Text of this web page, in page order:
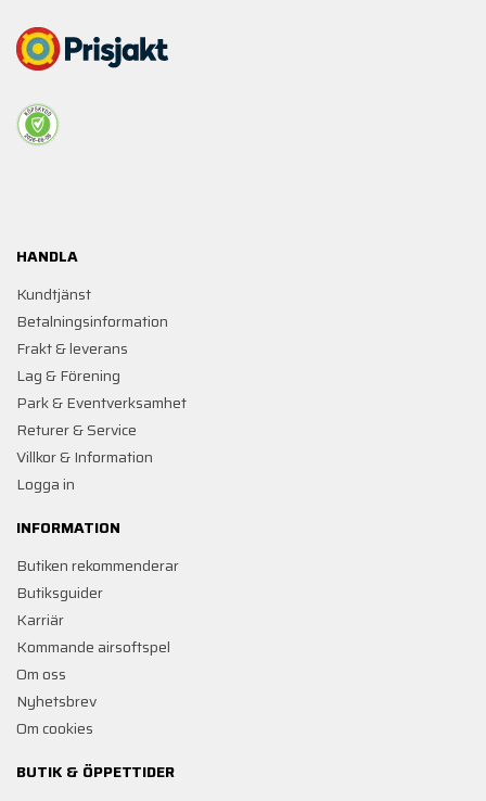
HANDLA
Kundtjänst
Betalningsinformation
Frakt & leverans
Lag & Förening
Park & Eventverksamhet
Returer & Service
Villkor & Information
Logga in
INFORMATION
Butiken rekommenderar
Butiksguider
Karriär
Kommande airsoftspel
Om oss
Nyhetsbrev
Om cookies
BUTIK & ÖPPETTIDER